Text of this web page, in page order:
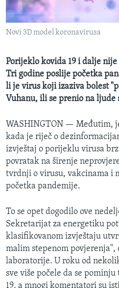
Learning English
PRATITE NAS
Jezici
Novi 3D model koronavirusa
Porijeklo kovida 19 i dalje
Tri godine poslije početka
li je virus koji izaziva bolest
Vuhanu, ili se prenio na ljude
WASHINGTON — Međutim,
kada je riječ o
izvještaj o porijeklu virusa
povratak na širenje
tvrdnji o virusu, vakcinama i
početka pandemije.
To se opet dogodilo ove
Sekretarijat za energetiku
klasifikovanom izvještaju
malim stepenom povjerenja",
laboratorije. U roku od
sve više počele da se
19, a mnogi komentatori su